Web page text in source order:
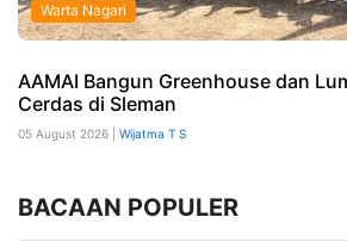
Warta Nagari
AAMAI Bangun Greenhouse dan
Cerdas di Sleman
05 August 2026 | Wijatma T S
BACAAN POPULER